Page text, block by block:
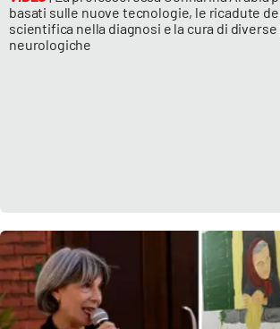
basati sulle nuove tecnologie, le ricadute
scientifica nella diagnosi e la cura di
neurologiche